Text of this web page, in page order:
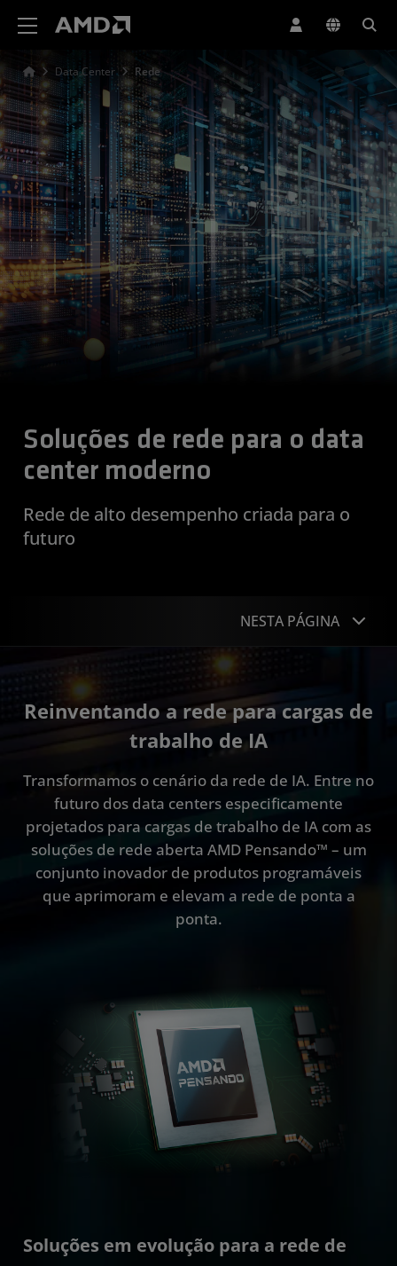
Data Center Rede
Soluções de rede para o data
center moderno
Rede de alto desempenho criada para o
futuro
NESTA PÁGINA
Front-end
Aceleradores especializados
Recursos
Fale conosco
Reinventando a rede para cargas de
trabalho de IA
Transformamos o cenário da rede de IA. Entre no
futuro dos data centers especificamente
projetados para cargas de trabalho de IA com as
soluções de rede aberta AMD Pensando™ – um
conjunto inovador de produtos programáveis
que aprimoram e elevam a rede de ponta a
ponta.
Soluções em evolução para a rede de